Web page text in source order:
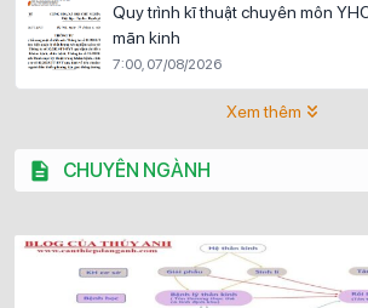
Quy trình kĩ thuật chuyên môn
mãn kinh
7:00, 07/08/2026
Xem thêm
CHUYÊN NGÀNH